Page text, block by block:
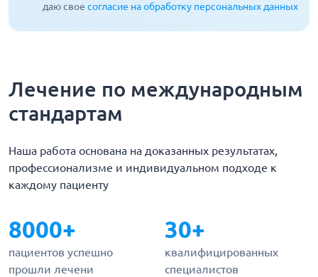
даю свое согласие на обработку персональных данных
Лечение по международным
стандартам
Наша работа основана на доказанных результатах,
профессионализме и индивидуальном подходе к
каждому пациенту
8000+
пациентов успешно
прошли лечени
30+
квалифицированных
специалистов